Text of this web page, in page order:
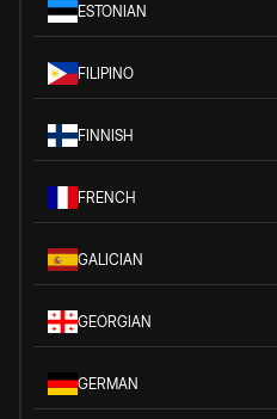
ESTONIAN
FILIPINO
FINNISH
FRENCH
GALICIAN
GEORGIAN
GERMAN